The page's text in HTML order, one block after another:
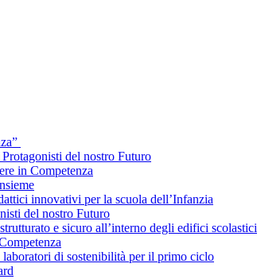
del nostro Futuro
in Competenza
innovativi per la scuola dell’Infanzia
del nostro Futuro
e sicuro all’interno degli edifici scolastici
di sostenibilità per il primo ciclo